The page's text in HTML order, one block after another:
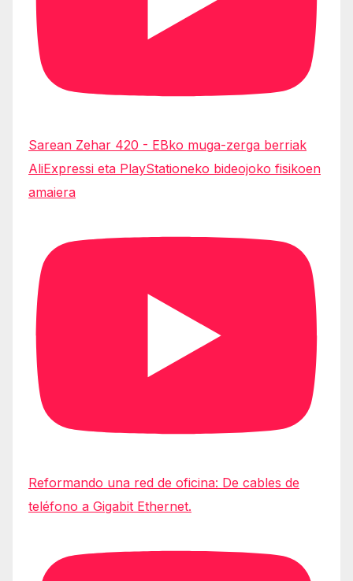
Sarean Zehar 420 - EBko muga-zerga berriak
AliExpressi eta PlayStationeko bideojoko fisikoen
amaiera
Reformando una red de oficina: De cables de
teléfono a Gigabit Ethernet.